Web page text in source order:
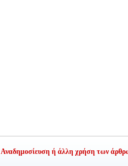
Αναδημοσίευση ή άλλη χρήση των